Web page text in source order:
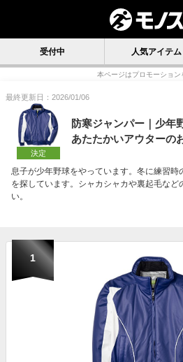
受付中 人気アイテム
本ページはプロモーション
最終更新日：2026/01/06
決定
防寒ジャンパー｜少年
あたたかいアウターの
息子が少年野球をやっています。冬に練習時
を探しています。シャカシャカや裏起毛など
い。
1